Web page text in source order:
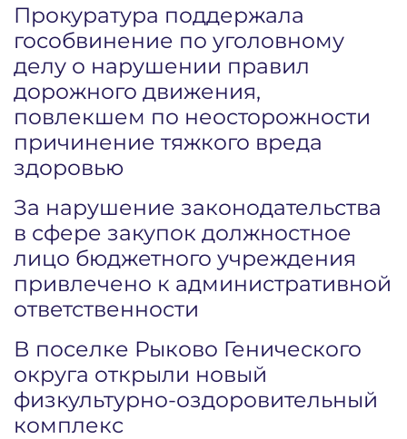
Прокуратура поддержала
гособвинение по уголовному
делу о нарушении правил
дорожного движения,
повлекшем по неосторожности
причинение тяжкого вреда
здоровью
За нарушение законодательства
в сфере закупок должностное
лицо бюджетного учреждения
привлечено к административной
ответственности
В поселке Рыково Генического
округа открыли новый
физкультурно-оздоровительный
комплекс